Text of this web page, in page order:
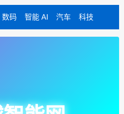
数码 智能 AI 汽车 科技